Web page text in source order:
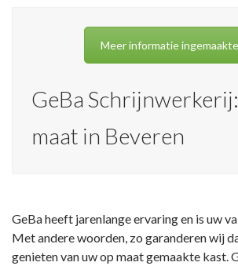
Meer informatie
GeBa
maat in Beveren
GeBa heeft jarenlange ervaring en is uw
Met andere woorden, zo garanderen wij
genieten van uw op maat gemaakte kast.